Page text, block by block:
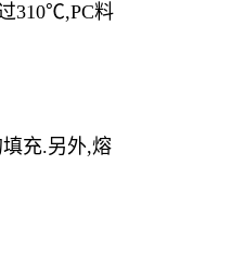
310℃,PC料
充.另外,熔